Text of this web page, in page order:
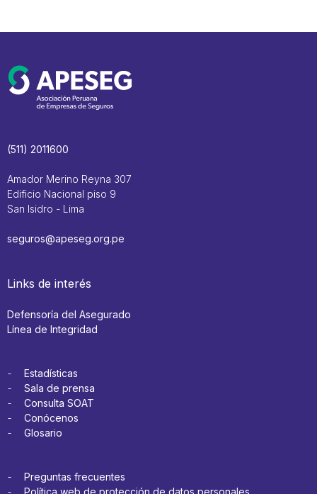
(511) 2011600
Amador Merino Reyna 307
Edificio Nacional piso 9
San Isidro - Lima
seguros@apeseg.org.pe
Links de interés
Defensoría del Asegurado
Línea de Integridad
Estadísticas
Sala de prensa
Consulta SOAT
Conócenos
Glosario
Preguntas frecuentes
Política web de protección de datos personales